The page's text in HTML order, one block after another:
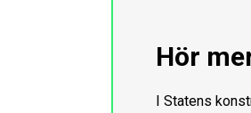
Hör
I Statens